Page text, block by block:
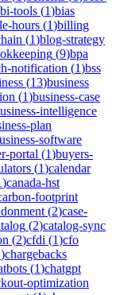
bi-tools (1)bias
hours (1)billing
(1)blog-strategy
(9)bpa
notification (1)bss
(13)business
(1)business-case
intelligence
plan
software
portal (1)buyers-
(1)calendar
)canada-hst
footprint
(2)case-
(2)catalog-sync
(2)cfdi (1)cfo
)chargebacks
(1)chatgpt
optimization